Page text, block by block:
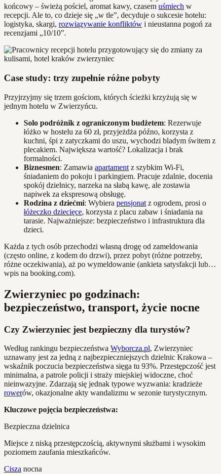
końcowy – świeżą pościel, aromat kawy, czasem uśmiech w
recepcji. Ale to, co dzieje się „w tle”, decyduje o sukcesie hotelu:
logistyka, skargi, rozwiązywanie konfliktów i nieustanna pogoń za
recenzjami „10/10”.
Case study: trzy zupełnie różne pobyty
Przyjrzyjmy się trzem gościom, których ścieżki krzyżują się w
jednym hotelu w Zwierzyńcu.
Solo podróżnik z ograniczonym budżetem: Rezerwuje
łóżko w hostelu za 60 zł, przyjeżdża późno, korzysta z
kuchni, śpi z zatyczkami do uszu, wychodzi bladym świtem z
plecakiem. Największa wartość? Lokalizacja i brak
formalności.
Biznesmen: Zamawia apartament z szybkim Wi-Fi,
śniadaniem do pokoju i parkingiem. Pracuje zdalnie, docenia
spokój dzielnicy, narzeka na słabą kawę, ale zostawia
napiwek za ekspresową obsługę.
Rodzina z dziećmi: Wybiera pensjonat z ogrodem, prosi o
łóżeczko dziecięce, korzysta z placu zabaw i śniadania na
tarasie. Najważniejsze: bezpieczeństwo i infrastruktura dla
dzieci.
Każda z tych osób przechodzi własną drogę od zameldowania
(często online, z kodem do drzwi), przez pobyt (różne potrzeby,
różne oczekiwania), aż po wymeldowanie (ankieta satysfakcji lub…
wpis na booking.com).
Zwierzyniec po godzinach:
bezpieczeństwo, transport, życie nocne
Czy Zwierzyniec jest bezpieczny dla turystów?
Według rankingu bezpieczeństwa Wyborcza.pl, Zwierzyniec
uznawany jest za jedną z najbezpieczniejszych dzielnic Krakowa –
wskaźnik poczucia bezpieczeństwa sięga tu 93%. Przestępczość jest
minimalna, a patrole policji i straży miejskiej widoczne, choć
nieinwazyjne. Zdarzają się jednak typowe wyzwania: kradzieże
rowerów, okazjonalne akty wandalizmu w sezonie turystycznym.
Kluczowe pojęcia bezpieczeństwa:
Bezpieczna dzielnica
Miejsce z niską przestępczością, aktywnymi służbami i wysokim
poziomem zaufania mieszkańców.
Cisza nocna